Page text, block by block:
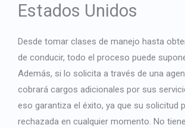
Estados Unidos
Desde tomar clases de manejo hasta
de conducir, todo el proceso puede
Además, si lo solicita a través de una
cobrará cargos adicionales por sus
eso garantiza el éxito, ya que su solicitud
rechazada en cualquier momento. No